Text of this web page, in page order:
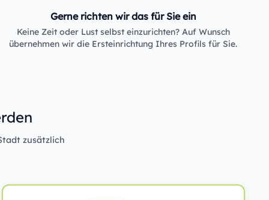
Gerne richten wir das für Sie ein
Keine Zeit oder Lust selbst einzurichten? Auf Wunsch
übernehmen wir die Ersteinrichtung Ihres Profils für Sie.
zusätzlich